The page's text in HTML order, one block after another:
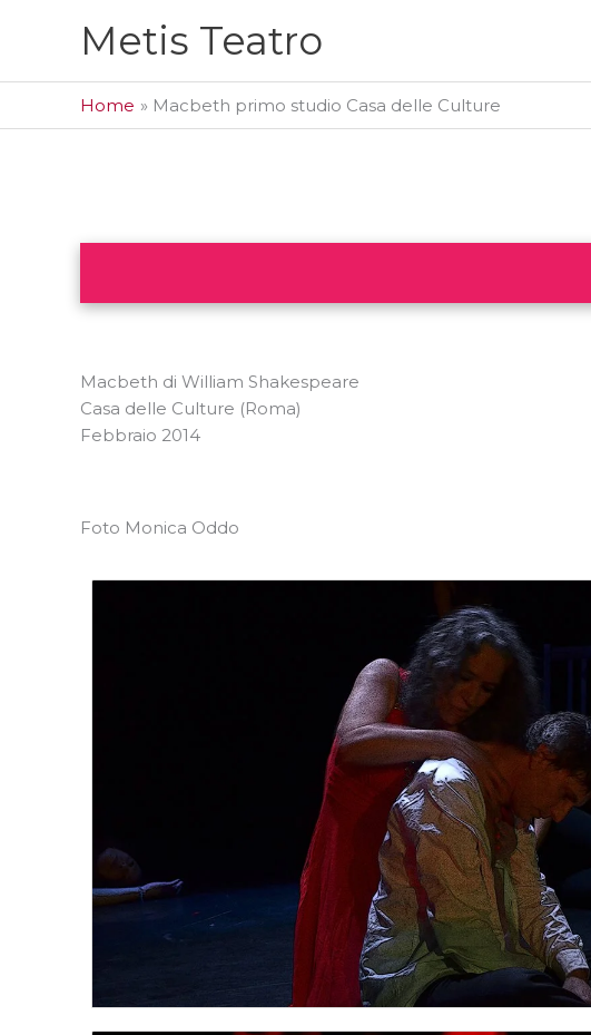
Metis Teatro
Home Macbeth primo studio Casa delle Culture
Macbeth di William Shakespeare
Casa delle Culture (Roma)
Febbraio 2014
Foto Monica Oddo